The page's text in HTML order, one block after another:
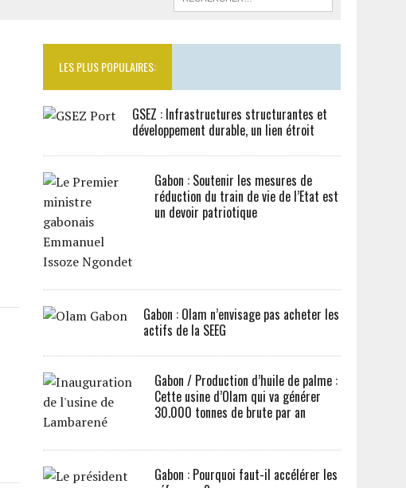
LES PLUS POPULAIRES:
GSEZ : Infrastructures structurantes et
développement durable, un lien étroit
Gabon : Soutenir les mesures de
réduction du train de vie de l’Etat est
un devoir patriotique
Gabon : Olam n’envisage pas acheter les
actifs de la SEEG
Gabon / Production d’huile de palme :
Cette usine d’Olam qui va générer
30.000 tonnes de brute par an
Gabon : Pourquoi faut-il accélérer les